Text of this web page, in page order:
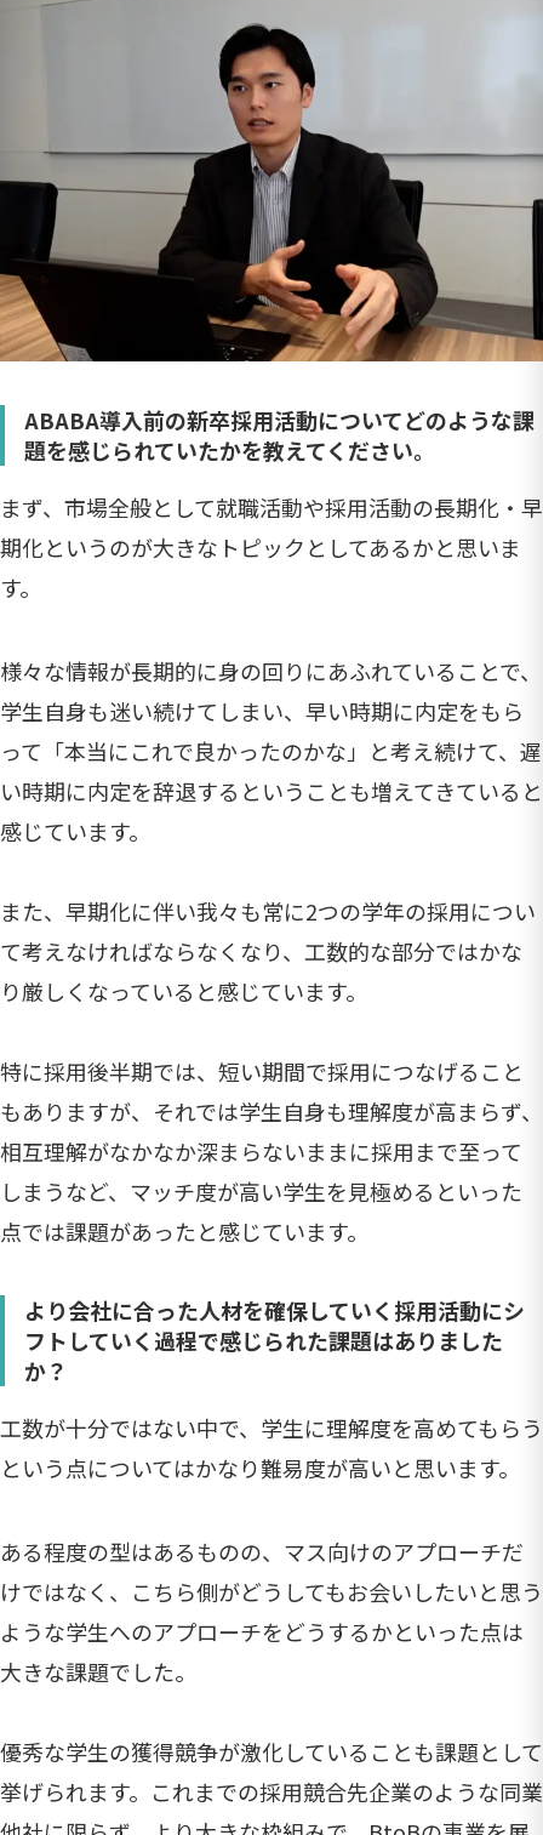
ABABA導入前の新卒採用活動についてどのような課
題を感じられていたかを教えてください。
まず、市場全般として就職活動や採用活動の長期化・早
期化というのが大きなトピックとしてあるかと思いま
す。
様々な情報が長期的に身の回りにあふれていることで、
学生自身も迷い続けてしまい、早い時期に内定をもら
って「本当にこれで良かったのかな」と考え続けて、遅
い時期に内定を辞退するということも増えてきていると
感じています。
また、早期化に伴い我々も常に2つの学年の採用につい
て考えなければならなくなり、工数的な部分ではかな
り厳しくなっていると感じています。
特に採用後半期では、短い期間で採用につなげること
もありますが、それでは学生自身も理解度が高まらず、
相互理解がなかなか深まらないままに採用まで至って
しまうなど、マッチ度が高い学生を見極めるといった
点では課題があったと感じています。
より会社に合った人材を確保していく採用活動にシ
フトしていく過程で感じられた課題はありました
か？
工数が十分ではない中で、学生に理解度を高めてもらう
という点についてはかなり難易度が高いと思います。
ある程度の型はあるものの、マス向けのアプローチだ
けではなく、こちら側がどうしてもお会いしたいと思う
ような学生へのアプローチをどうするかといった点は
大きな課題でした。
優秀な学生の獲得競争が激化していることも課題として
挙げられます。これまでの採用競合先企業のような同業